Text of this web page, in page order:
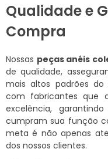
Qualidade e
Compra
Nossas peças anéis
de qualidade,
mais altos padrões do
com fabricantes que
excelência,
cumpram sua função
meta é não apenas
dos nossos clientes.